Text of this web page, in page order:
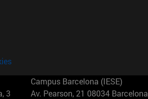
3
Campus Barcelona (IESE)
Av. Pearson, 21 08034 Barcelona